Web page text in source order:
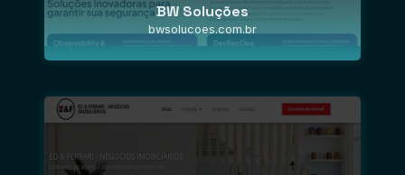
BW Soluções
bwsolucoes.com.br